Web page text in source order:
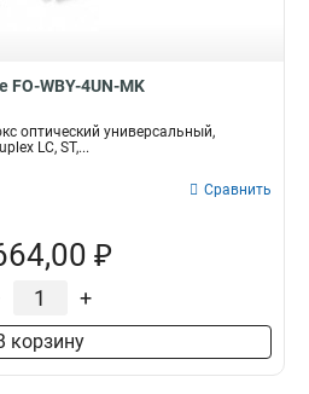
FO-WBY-4UN-MK
оптический универсальный,
LC, ST,...
Сравнить
₽
+
корзину